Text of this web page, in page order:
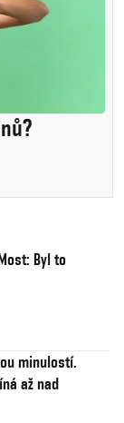
Byl to
minulostí.
až nad